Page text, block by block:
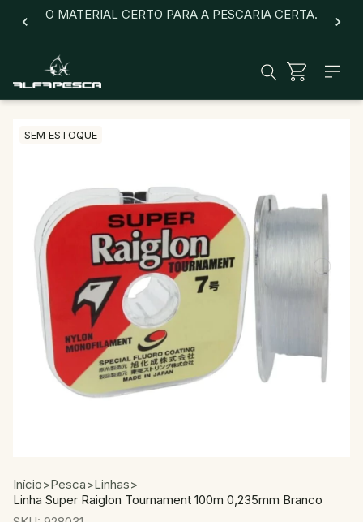
O MATERIAL CERTO PARA A PESCARIA CERTA.
SEM ESTOQUE
Início>Pesca>Linhas>
Linha Super Raiglon Tournament 100m 0,235mm Branco